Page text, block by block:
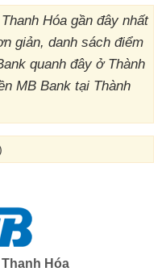
Hóa gần đây nhất
giản, danh sách điểm
quanh đây ở Thành
MB Bank tại Thành
Hóa